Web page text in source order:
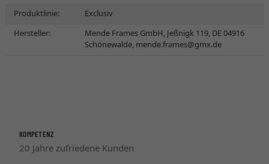
Produktlinie:
Exclusiv
Hersteller:
Mende Frames GmbH, Jeßnigk 119, DE 04916
Schönewalde, mende.frames@gmx.de
KOMPETENZ
20 Jahre zufriedene Kunden